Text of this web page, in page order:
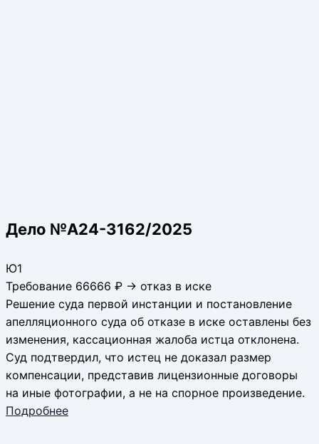
Дело №А24-3162/2025
Ю1
Требование 66666 ₽ → отказ в иске
Решение суда первой инстанции и постановление
апелляционного суда об отказе в иске оставлены без
изменения, кассационная жалоба истца отклонена.
Суд подтвердил, что истец не доказал размер
компенсации, представив лицензионные договоры
на иные фотографии, а не на спорное произведение.
Подробнее